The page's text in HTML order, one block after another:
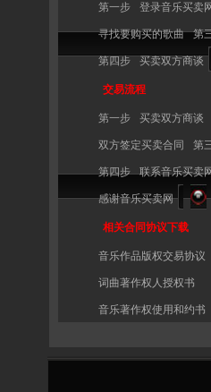
第一步 登录音乐买卖
寻找要购买的歌曲 第
第四步 买卖双方商谈
交易流程
第一步 买卖双方商谈
双方签定买卖合同 第
第四步 联系音乐买卖
感谢音乐买卖网
相关合同协议下载
音乐作品版权交易协议
词曲著作权人授权书
音乐著作权使用和约书